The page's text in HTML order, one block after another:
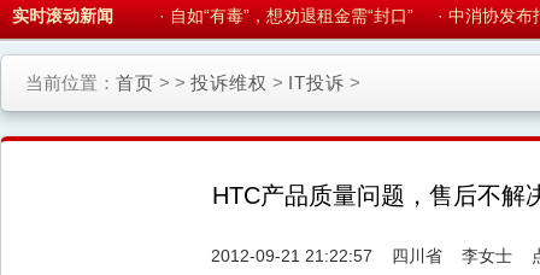
实时滚动新闻
登莫斯科车展 自如“有毒”，想劝退租金需“封口” 中消协发布
当前位置： 首页 > > 投诉维权 > IT投诉 >
HTC产品质量问题，售后不解
2012-09-21 21:22:57 四川省 李女士